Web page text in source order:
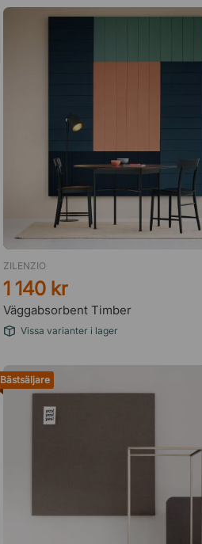
ZILENZIO
Väggabsorbent Timber
1 140 kr
Vissa varianter i lager
Bästsäljare